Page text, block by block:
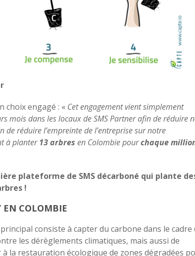
choix engagé : « Cet engagement vient simplement
mois dans les locaux de SMS Partner afin de réduire
réduire l’empreinte de l’entreprise sur notre
à planter13arbres en Colombie pourchaque
plateforme de SMS décarboné qui plante
!
EN COLOMBIE
consiste à capter du carbone dans le cadre
les dérèglements climatiques, mais aussi de
la restauration écologique de zones dégradées